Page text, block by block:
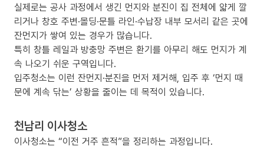
실제로는 공사 과정에서 생긴 먼지와 분진이 집 전체에 얇게 깔
리거나 창호 주변·몰딩·문틀 라인·수납장 내부 모서리 같은 곳에
잔먼지가 쌓여 있는 경우가 많습니다.
특히 창틀 레일과 방충망 주변은 환기를 아무리 해도 먼지가 계
속 나오기 쉬운 구역입니다.
입주청소는 이런 잔먼지·분진을 먼저 제거해, 입주 후 ‘먼지 때
문에 계속 닦는’ 상황을 줄이는 데 목적이 있습니다.
천남리 이사청소
이사청소는 “이전 거주 흔적”을 정리하는 과정입니다.